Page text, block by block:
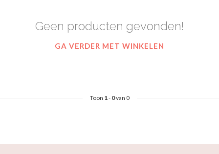
Geen producten gevonden!
GA VERDER MET WINKELEN
Toon 1- 0van 0